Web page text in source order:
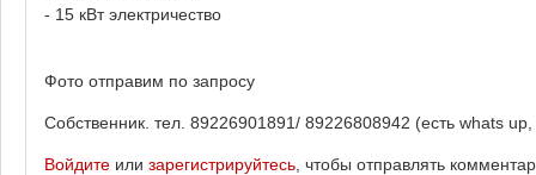
- 15 кВт электричество
Фото отправим по запросу
Собственник. тел. 89226901891/ 89226808942 (есть whats
Войдите или зарегистрируйтесь , чтобы отправлять